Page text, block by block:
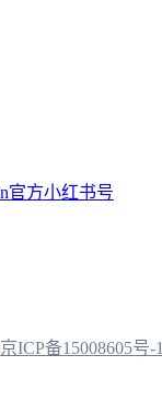
京ICP备15008605号-1